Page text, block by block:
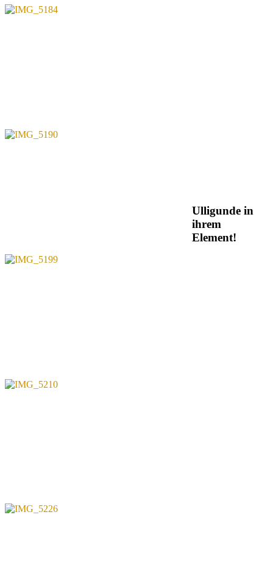
Ulligunde in
ihrem
Element!